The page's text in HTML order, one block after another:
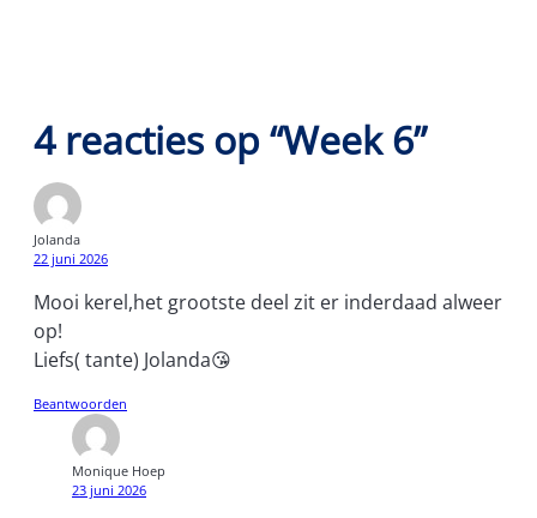
4 reacties op “Week 6”
Jolanda
22 juni 2026
Mooi kerel,het grootste deel zit er inderdaad alweer
op!
Liefs( tante) Jolanda😘
Beantwoorden
Monique Hoep
23 juni 2026